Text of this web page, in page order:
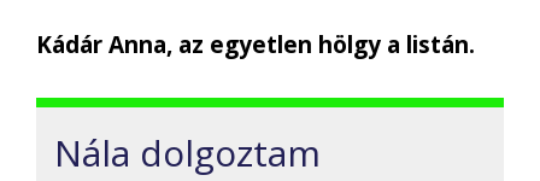
Kádár Anna, az egyetlen hölgy a listán.
Nála dolgoztam